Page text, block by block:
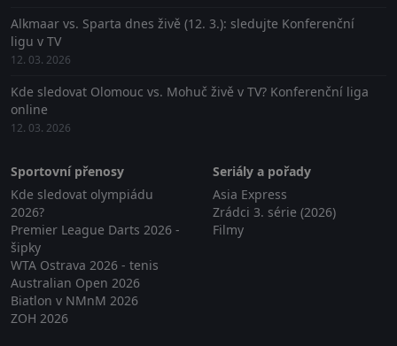
Alkmaar vs. Sparta dnes živě (12. 3.): sledujte Konferenční
ligu v TV
12. 03. 2026
Kde sledovat Olomouc vs. Mohuč živě v TV? Konferenční liga
online
12. 03. 2026
Sportovní přenosy
Kde sledovat olympiádu
2026?
Premier League Darts 2026 -
šipky
WTA Ostrava 2026 - tenis
Australian Open 2026
Biatlon v NMnM 2026
ZOH 2026
Seriály a pořady
Asia Express
Zrádci 3. série (2026)
Filmy